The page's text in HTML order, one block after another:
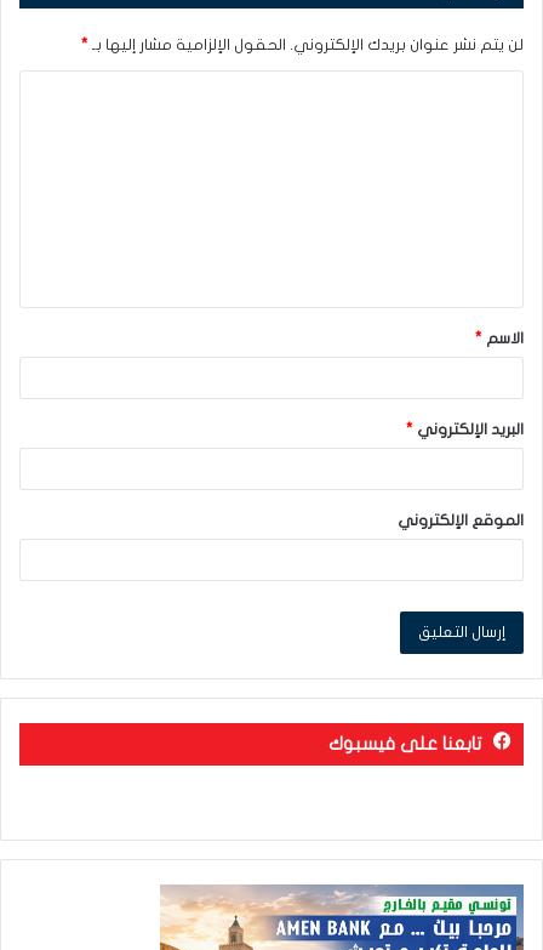
لن يتم نشر عنوان بريدك الإلكتروني. الحقول الإلزامية مشار إليها بـ *
ق
*الاسم *
البريد الإلكتروني *
الموقع الإلكتروني
تابعنا على فيسبوك